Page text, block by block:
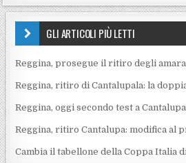
GLI ARTICOLI PIÙ LETTI
Reggina, prosegue il ritiro degli
Reggina, ritiro di Cantalupala: la
Reggina, oggi secondo test a
Reggina, ritiro Cantalupa: modifica al
Cambia il tabellone della Coppa Italia